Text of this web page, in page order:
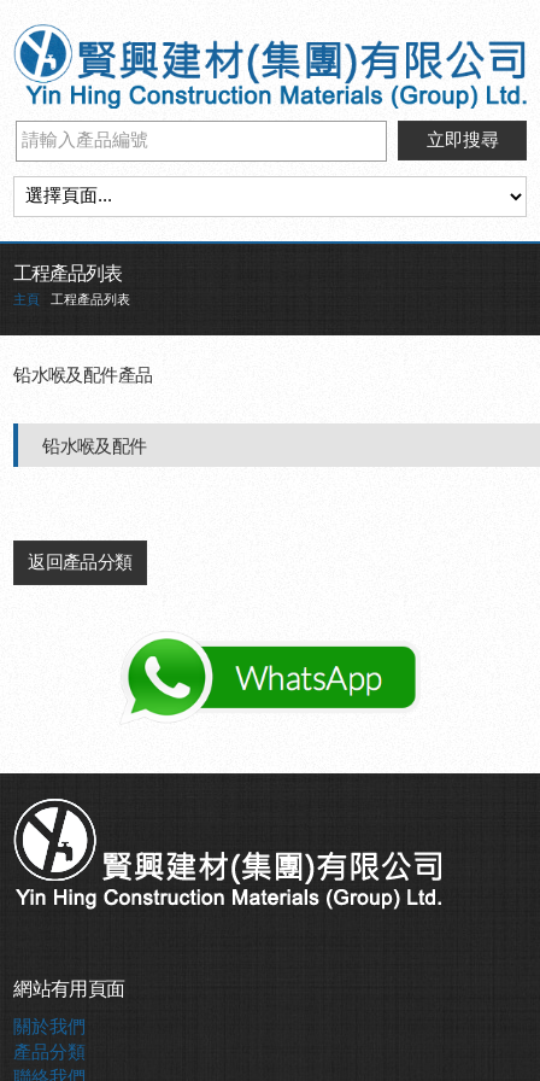
工程產品列表
主頁 工程產品列表
铅水喉及配件產品
铅水喉及配件
返回產品分類
網站有用頁面
關於我們
產品分類